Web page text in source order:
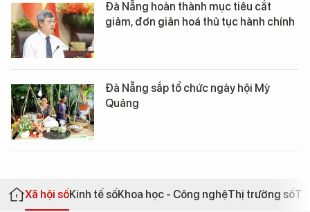
Đà Nẵng hoàn thành mục tiêu cắt
giảm, đơn giản hoá thủ tục hành chính
Đà Nẵng sắp tổ chức ngày hội Mỳ
Quảng
Xã hội sốKinh tế sốKhoa học - Công nghệThị trường số